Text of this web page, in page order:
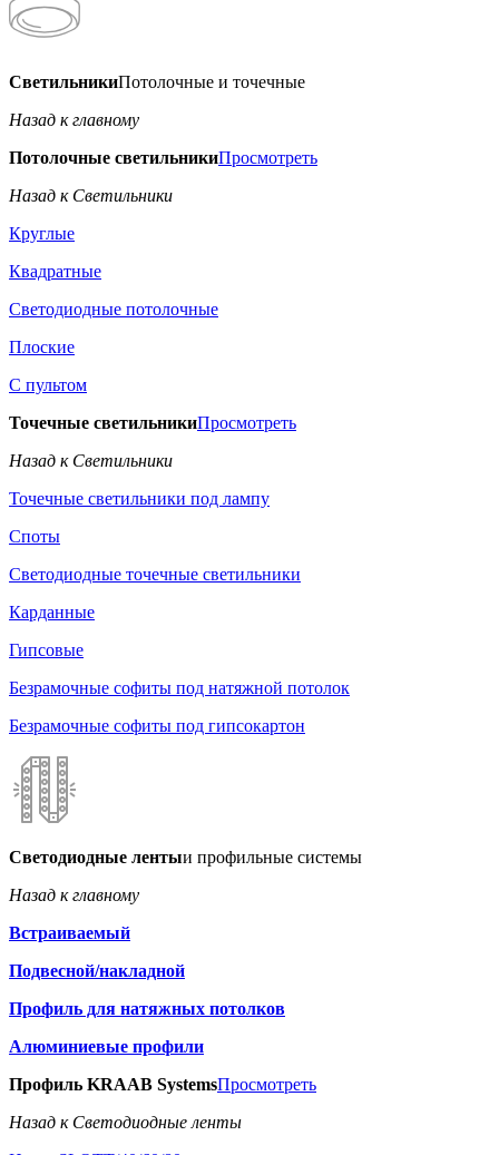
СветильникиПотолочные и точечные
Назад к главному
Потолочные светильникиПросмотреть
Назад к Светильники
Круглые
Квадратные
Светодиодные потолочные
Плоские
С пультом
Точечные светильникиПросмотреть
Назад к Светильники
Точечные светильники под лампу
Споты
Светодиодные точечные светильники
Карданные
Гипсовые
Безрамочные софиты под натяжной потолок
Безрамочные софиты под гипсокартон
Светодиодные лентыи профильные системы
Назад к главному
Встраиваемый
Подвесной/накладной
Профиль для натяжных потолков
Алюминиевые профили
Профиль KRAAB SystemsПросмотреть
Назад к Светодиодные ленты